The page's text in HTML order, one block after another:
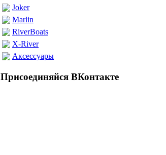
Joker
Marlin
RiverBoats
X-River
Аксессуары
Присоединяйся ВКонтакте